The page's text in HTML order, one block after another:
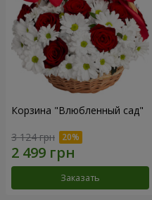
Корзина "Влюбленный сад"
3 124 грн
Заказать